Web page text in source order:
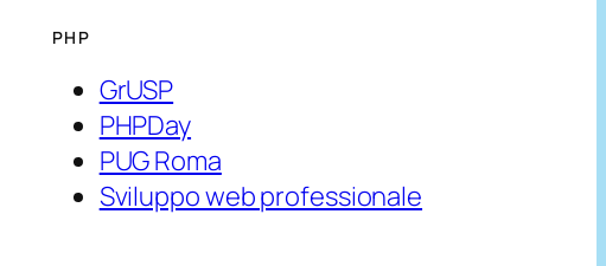
PHP
GrUSP
PHPDay
PUG Roma
Sviluppo web professionale